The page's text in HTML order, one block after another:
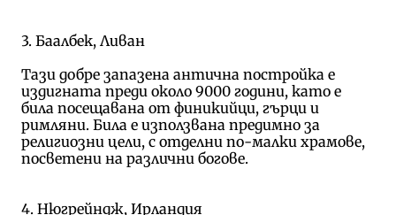
3. Баалбек, Ливан
Тази добре запазена антична постройка е
издигната преди около 9000 години, като е
била посещавана от финикийци, гърци и
римляни. Била е използвана предимно за
религиозни цели, с отделни по-малки храмове,
посветени на различни богове.
4. Нюгрейндж, Ирландия